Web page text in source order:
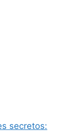
secretos: